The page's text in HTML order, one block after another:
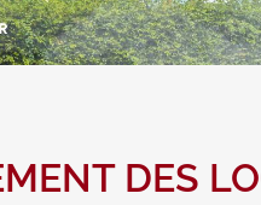
DES